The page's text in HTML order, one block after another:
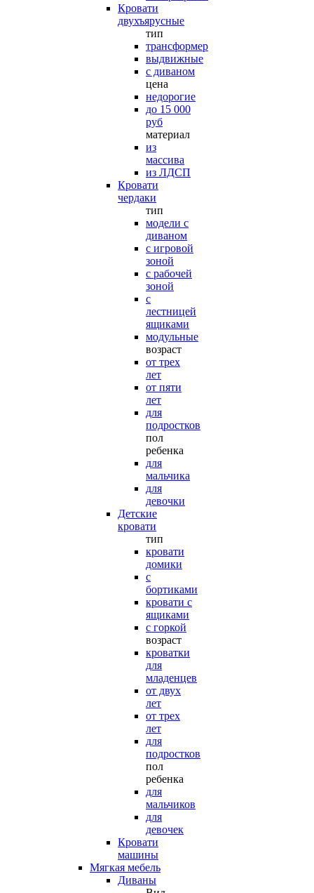
Кровати
двухъярусные
тип
трансформер
выдвижные
с диваном
цена
недорогие
до 15 000
руб
материал
из
массива
из ЛДСП
Кровати
чердаки
тип
модели с
диваном
с игровой
зоной
с рабочей
зоной
с
лестницей
ящиками
модульные
возраст
от трех
лет
от пяти
лет
для
подростков
пол
ребенка
для
мальчика
для
девочки
Детские
кровати
тип
кровати
домики
с
бортиками
кровати с
ящиками
с горкой
возраст
кроватки
для
младенцев
от двух
лет
от трех
лет
для
подростков
пол
ребенка
для
мальчиков
для
девочек
Кровати
машины
Мягкая мебель
Диваны